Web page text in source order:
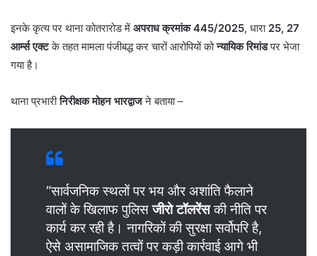
इनके कृत्य पर थाना कोतरारोड में अपराध क्रमांक 445/2025, धारा 25, 27
आर्म्स एक्टके तहत मामला पंजीबद्ध कर चारों आरोपियों कोन्यायिक रिमांडपर भेजा
गया है।
थाना प्रभारीनिरीक्षक मोहन भारद्वाजने बताया –
“सार्वजनिक स्थलों पर भय और अशांति फैलाने
वालों के खिलाफ पुलिसजीरो टॉलरेंसकी नीति पर
कार्य कर रही है। नागरिकों की सुरक्षा सर्वोपरि है,
ऐसे असामाजिक तत्वों पर कड़ी कार्रवाई आगे भी